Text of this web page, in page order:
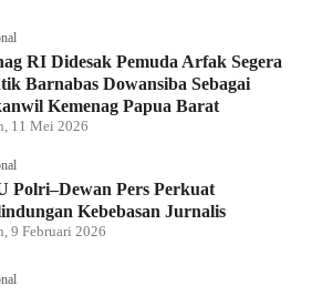
RI Didesak Pemuda Arfak Segera
Barnabas Dowansiba Sebagai
Kemenag Papua Barat
11 Mei 2026
Polri–Dewan Pers Perkuat
Kebebasan Jurnalis
9 Februari 2026